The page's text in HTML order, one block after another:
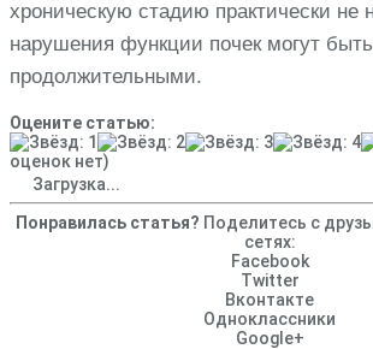
хроническую стадию практически не
нарушения функции почек могут
продолжительными.
Оцените статью:
оценок нет)
Загрузка...
Понравилась статья? Поделитесь с
сетях:
Facebook
Twitter
Вконтакте
Одноклассники
Google+